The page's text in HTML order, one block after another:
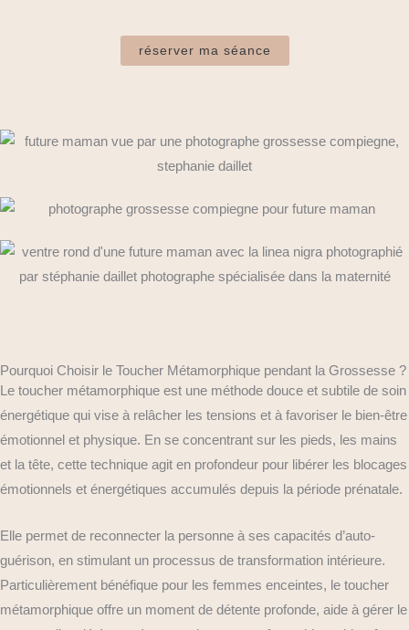
réserver ma séance
Pourquoi Choisir le Toucher Métamorphique pendant la Grossesse ?
Le toucher métamorphique est une méthode douce et subtile de soin
énergétique qui vise à relâcher les tensions et à favoriser le bien-être
émotionnel et physique. En se concentrant sur les pieds, les mains
et la tête, cette technique agit en profondeur pour libérer les blocages
émotionnels et énergétiques accumulés depuis la période prénatale.
Elle permet de reconnecter la personne à ses capacités d’auto-
guérison, en stimulant un processus de transformation intérieure.
Particulièrement bénéfique pour les femmes enceintes, le toucher
métamorphique offre un moment de détente profonde, aide à gérer le